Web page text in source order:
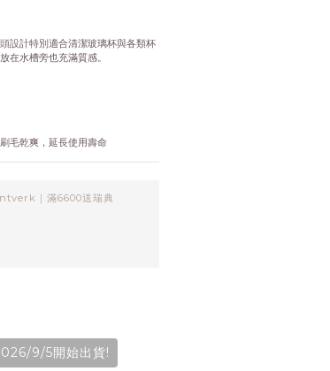
設計特別適合清潔玻璃杯與各類杯
在水槽旁也充滿質感。
毛乾爽，延長使用壽命
｜滿6600送瑞典
9/5開始出貨!